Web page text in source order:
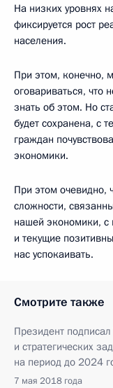
На низких уровнях
фиксируется рост
населения.
При этом, конечно,
оговариваться, что
знать об этом. Но
будет сохранена, с
граждан
экономики.
При этом очевидно,
сложности,
нашей экономики, с
и текущие
нас успокаивать.
Смотрите также
Президент
и стратегических
на период до 2024
7 мая 2018 года